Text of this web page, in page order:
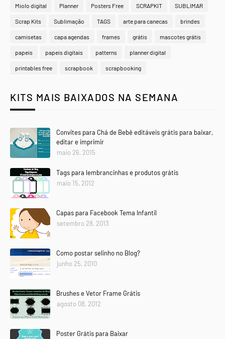
Miolo digital Planner Posters Free SCRAPKIT SUBLIMAR
Scrap Kits Sublimação TAGS arte para canecas brindes
camisetas capa agendas frames grátis mascotes grátis
papeis papeis digitais patterns planner digital
printables free scrapbook scrapbooking
KITS MAIS BAIXADOS NA SEMANA
Convites para Chá de Bebê editáveis grátis para baixar,
editar e imprimir
maio 26, 2015
Tags para lembrancinhas e produtos grátis
maio 15, 2012
Capas para Facebook Tema Infantil
setembro 28, 2013
Como postar selinho no Blog?
junho 25, 2010
Brushes e Vetor Frame Grátis
agosto 08, 2012
Poster Grátis para Baixar